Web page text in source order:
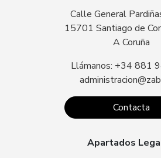
Calle General
15701 Santiago de
A Coruña
Llámanos: +34 881
Contacta
Apartados